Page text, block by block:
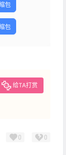
包
包
给TA打赏
0 0